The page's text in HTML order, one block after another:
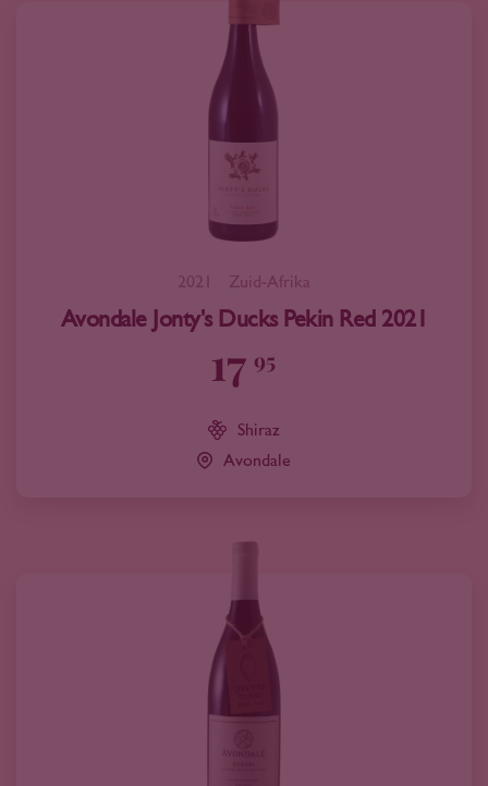
2021 Zuid-Afrika
Avondale Jonty's Ducks Pekin Red 2021
17 95
Shiraz
Avondale